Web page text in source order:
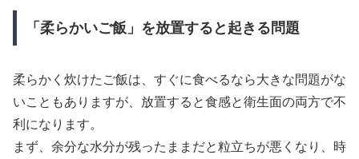
「柔らかいご飯」を放置すると起きる問題
柔らかく炊けたご飯は、すぐに食べるなら大きな問題がな
いこともありますが、放置すると食感と衛生面の両方で不
利になります。
まず、余分な水分が残ったままだと粒立ちが悪くなり、時